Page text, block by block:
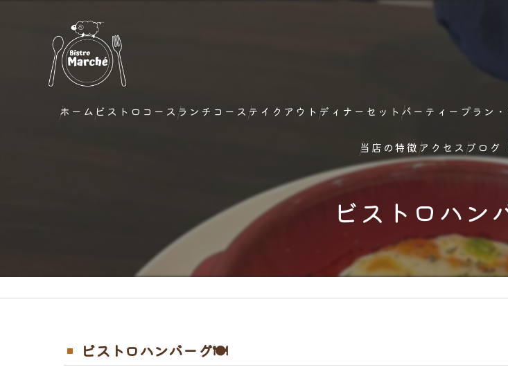
ホームビストロコース ランチコース テイクアウト ディナーセット パーティープラン
当店の特徴
メニュー
フレンチ
アクセス ブログ
ビストロハ
ビストロハンバーグ🍽